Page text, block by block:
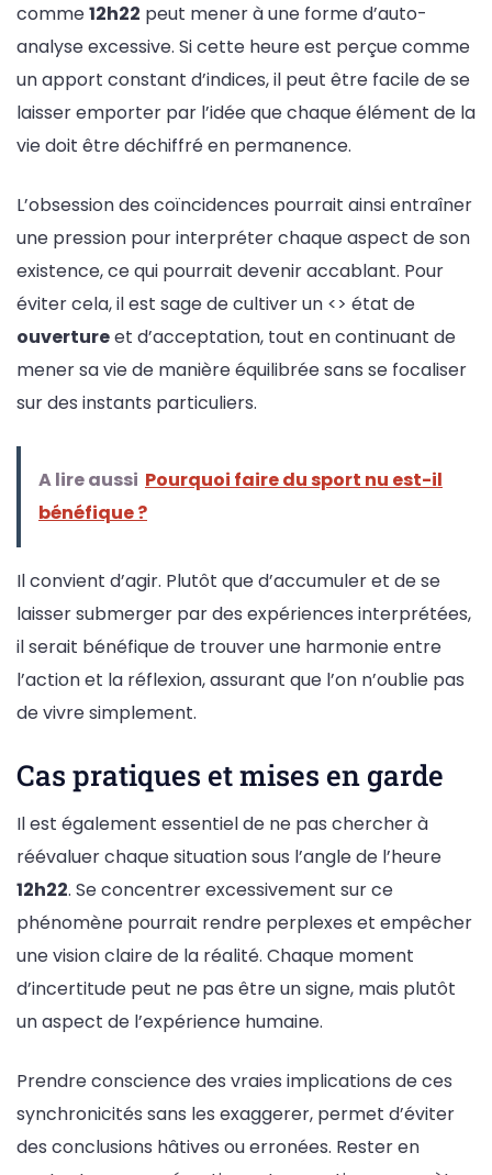
comme12h22 peut mener à une forme d’auto-
analyse excessive. Si cette heure est perçue comme
un apport constant d’indices, il peut être facile de se
laisser emporter par l’idée que chaque élément de la
vie doit être déchiffré en permanence.
L’obsession des coïncidences pourrait ainsi entraîner
une pression pour interpréter chaque aspect de son
existence, ce qui pourrait devenir accablant. Pour
éviter cela, il est sage de cultiver un <> état de
ouvertureet d’acceptation, tout en continuant de
mener sa vie de manière équilibrée sans se focaliser
sur des instants particuliers.
A lire aussi Pourquoi faire du sport nu est-il
bénéfique ?
Il convient d’agir. Plutôt que d’accumuler et de se
laisser submerger par des expériences interprétées,
il serait bénéfique de trouver une harmonie entre
l’action et la réflexion, assurant que l’on n’oublie pas
de vivre simplement.
Cas pratiques et mises en garde
Il est également essentiel de ne pas chercher à
réévaluer chaque situation sous l’angle de l’heure
12h22. Se concentrer excessivement sur ce
phénomène pourrait rendre perplexes et empêcher
une vision claire de la réalité. Chaque moment
d’incertitude peut ne pas être un signe, mais plutôt
un aspect de l’expérience humaine.
Prendre conscience des vraies implications de ces
synchronicités sans les exaggerer, permet d’éviter
des conclusions hâtives ou erronées. Rester en